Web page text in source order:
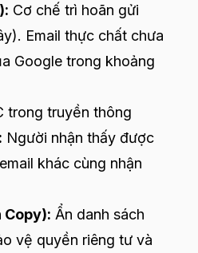
Cơ chế trì hoãn gửi
Email thực chất chưa
Google trong khoảng
trong truyền thông
Người nhận thấy được
khác cùng nhận
Copy): Ẩn danh sách
vệ quyền riêng tư và